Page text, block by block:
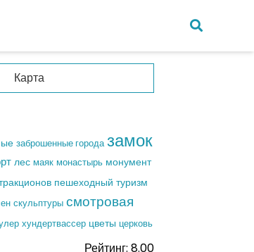
Карта
заброшенные города замок
лес маяк монастырь монумент
пешеходный туризм
скульптуры смотровая
хундертвассер цветы церковь
Рейтинг: 8.00